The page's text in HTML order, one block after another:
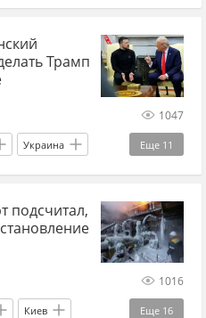
РФ ВС РФ
Славянск
Кличко
Трамп
1047
Еще 11
Украина
Украины
подсчитал,
1016
Еще 16
Киев